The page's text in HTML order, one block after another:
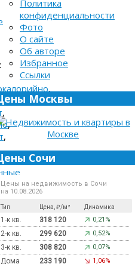
,
,
,
,
Политика
конфиденциальности
Фото
О сайте
Об авторе
Избранное
Ссылки
Москвы
Сочи
Цены на недвижимость в Сочи
на 10.08.2026
Тип Цена, ₽/м² Динамика
1-к кв. 318 120 0,21%
2-к кв. 299 620 0,52%
3-к кв. 308 820 0,07%
Дома 233 190 1,06%